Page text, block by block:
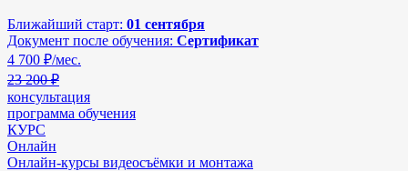
Ближайший старт: 01 сентября
Документ после обучения: Сертификат
4 700 ₽/мес.
23 200 ₽
консультация
программа обучения
КУРС
Онлайн
Онлайн-курсы видеосъёмки и монтажа